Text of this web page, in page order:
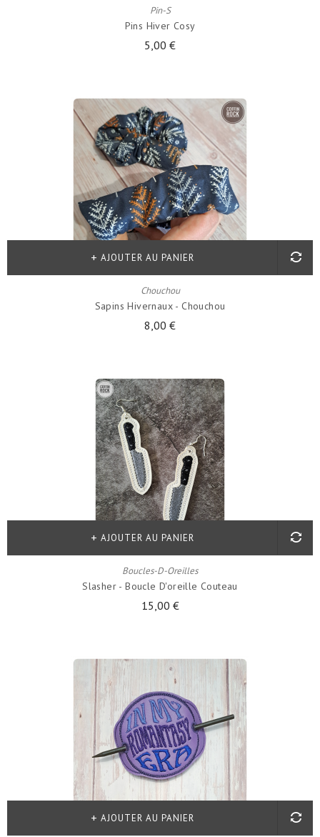
Pin-S
Pins Hiver Cosy
5,00 €
Chouchou
Sapins Hivernaux - Chouchou
8,00 €
AJOUTER AU PANIER
Boucles-D-Oreilles
Slasher - Boucle D'oreille Couteau
15,00 €
AJOUTER AU PANIER
AJOUTER AU PANIER